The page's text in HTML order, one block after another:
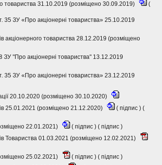
товариства 31.10.2019 (розміщено 30.09.2019)
(
ЗУ «Про акціонерні товариства» 25.10.2019
акціонерного товариства 28.12.2019 (розміщено
"Про акціонерні товариства" 13.12.2019
ЗУ «Про акціонерні товариства» 23.12.2019
20.10.2020 (розміщено 30.10.2020)
25.01.2021 (розміщено 21.12.2020)
( підпис ) (
22.01.2021)
( підпис ) ( підпис )
Товариства 01.03.2021 (розміщено 12.02.2021)
25.02.2021)
( підпис ) ( підпис )